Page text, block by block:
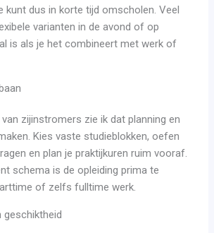
kunt dus in korte tijd omscholen. Veel
varianten in de avond of op
is als je het combineert met werk of
zijinstromers zie ik dat planning en
Kies vaste studieblokken, oefen
en plan je praktijkuren ruim vooraf.
schema is de opleiding prima te
of zelfs fulltime werk.
geschiktheid